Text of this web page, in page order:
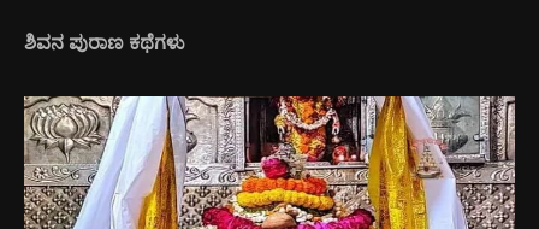
ಶಿವನ ಪುರಾಣ ಕಥೆಗಳು